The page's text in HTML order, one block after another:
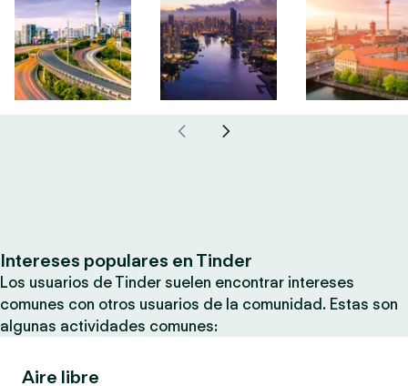
Intereses populares en Tinder
Los usuarios de Tinder suelen encontrar intereses
comunes con otros usuarios de la comunidad. Estas son
algunas actividades comunes:
Aire libre